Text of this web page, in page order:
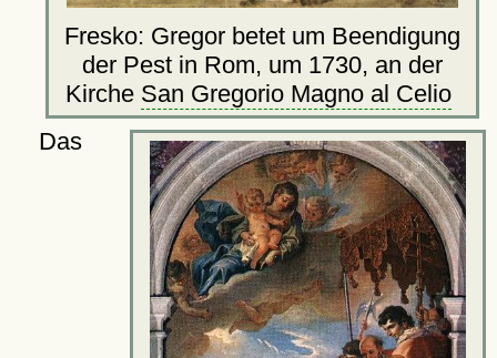
Fresko: Gregor betet um Beendigung
der Pest in Rom, um 1730, an der
Kirche San Gregorio Magno al Celio
Das